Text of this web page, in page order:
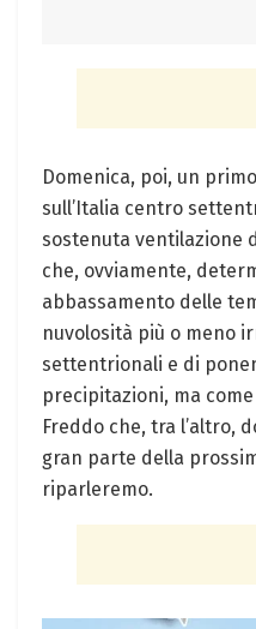
Domenica, poi, un
sull’Italia centro
sostenuta ventilazione
che, ovviamente,
abbassamento delle
nuvolosità più o meno
settentrionali e di
precipitazioni, ma
Freddo che, tra l’altro,
gran parte della
riparleremo.